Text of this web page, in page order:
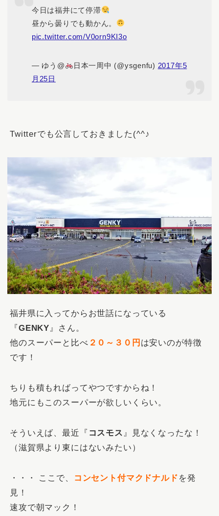
今日は福井にて停滞
昼から曇りでも動かん。
pic.twitter.com/V0orn9KI3o
— ゆう@ 日本一周中 (@ysgenfu) 2017年5
月25日
Twitterでも公言しておきました(^^♪
福井県に入ってからお世話になっている
『GENKY 』さん。
他のスーパーと比べ ２０～３０円 は安いのが特徴
です！
ちりも積もればってやつですからね！
地元にもこのスーパーが欲しいくらい。
そういえば、最近『 コスモス 』見なくなったな！
（滋賀県より東にはないみたい）
・・・ ここで、 コンセント付マクドナルド を発
見！
速攻で朝マック！